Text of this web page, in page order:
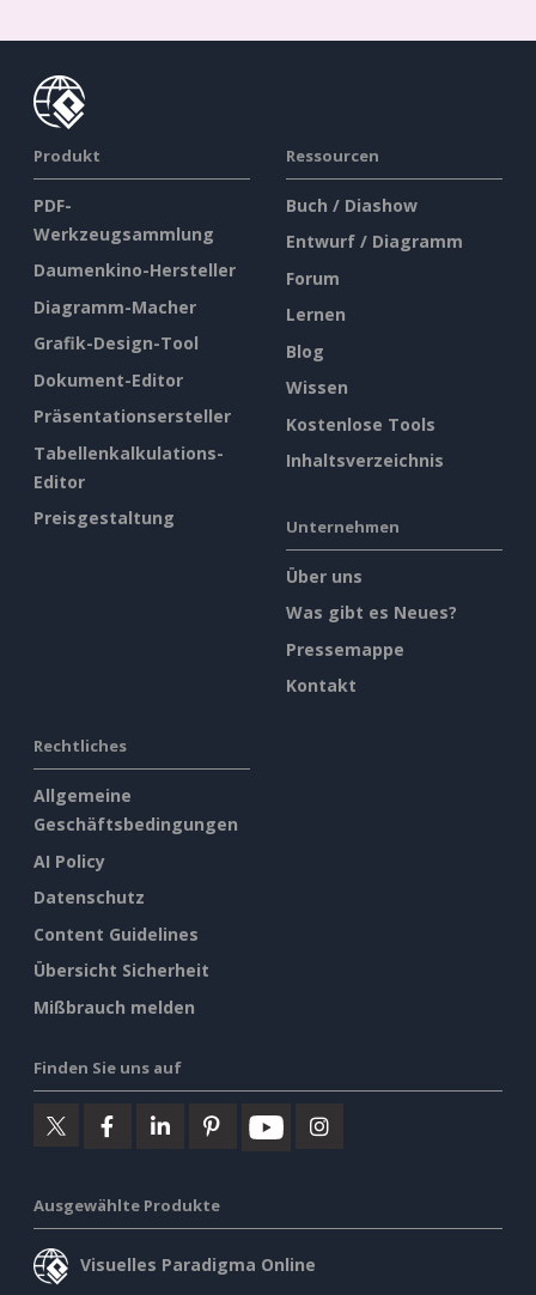
Produkt
PDF-
Werkzeugsammlung
Daumenkino-Hersteller
Diagramm-Macher
Grafik-Design-Tool
Dokument-Editor
Präsentationsersteller
Tabellenkalkulations-
Editor
Preisgestaltung
Ressourcen
Buch / Diashow
Entwurf / Diagramm
Forum
Lernen
Blog
Wissen
Kostenlose Tools
Inhaltsverzeichnis
Unternehmen
Über uns
Was gibt es Neues?
Pressemappe
Kontakt
Rechtliches
Allgemeine
Geschäftsbedingungen
AI Policy
Datenschutz
Content Guidelines
Übersicht Sicherheit
Mißbrauch melden
Finden Sie uns auf
Ausgewählte Produkte
Visuelles Paradigma Online